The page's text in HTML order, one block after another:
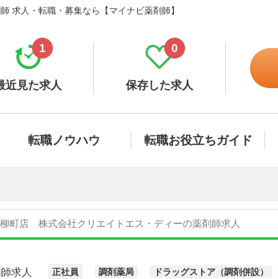
人・転職・募集なら【マイナビ薬剤師】
近見た求人
1
保存した求人
0
転職ノウハウ 転職お役立ちガイド
町店 株式会社クリエイトエス・ディーの薬剤師求人
求人 正社員 調剤薬局 ドラッグストア（調剤併設）